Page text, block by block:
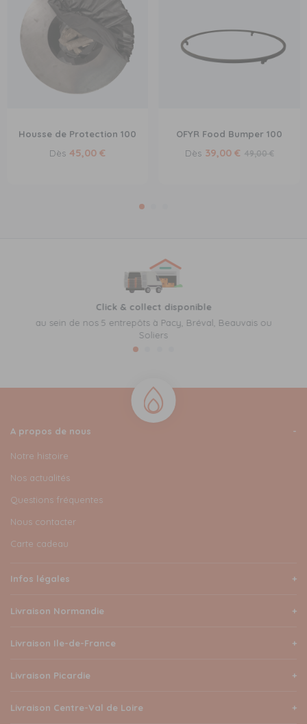
Housse de Protection 100
Dès 45,00 €
OFYR Food Bumper 100
Dès 39,00 € 49,00 €
Click & collect disponible
au sein de nos 5 entrepôts à Pacy, Bréval, Beauvais ou
Soliers
A propos de nous
Notre histoire
Nos actualités
Questions fréquentes
Nous contacter
Carte cadeau
Infos légales
Livraison Normandie
Livraison Ile-de-France
Livraison Picardie
Livraison Centre-Val de Loire